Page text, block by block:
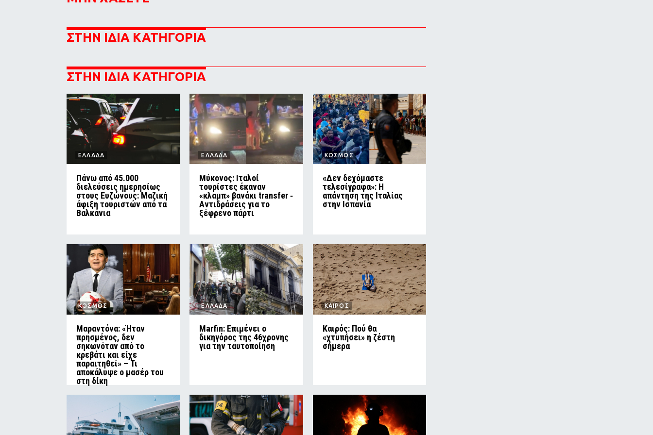
ΣΤΗΝ ΙΔΙΑ ΚΑΤΗΓΟΡΙΑ
ΣΤΗΝ ΙΔΙΑ ΚΑΤΗΓΟΡΙΑ
ΕΛΛΑΔΑ
Πάνω από 45.000
διελεύσεις ημερησίως
στους Ευζώνους: Μαζική
άφιξη τουριστών από τα
Βαλκάνια
ΕΛΛΑΔΑ
Μύκονος: Ιταλοί
τουρίστες έκαναν
«κλαμπ» βανάκι transfer ‑
Αντιδράσεις για το
ξέφρενο πάρτι
ΚΟΣΜΟΣ
«Δεν δεχόμαστε
τελεσίγραφα»: Η
απάντηση της Ιταλίας
στην Ισπανία
ΚΟΣΜΟΣ
Μαραντόνα: «Ήταν
πρησμένος, δεν
σηκωνόταν από το
κρεβάτι και είχε
παραιτηθεί» – Τι
αποκάλυψε ο μασέρ του
στη δίκη
ΕΛΛΑΔΑ
Marfin: Επιμένει ο
δικηγόρος της 46χρονης
για την ταυτοποίηση
ΚΑΙΡΟΣ
Καιρός: Πού θα
«χτυπήσει» η ζέστη
σήμερα